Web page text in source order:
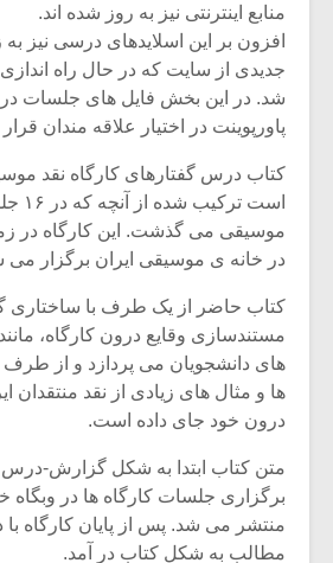
منابع اینترنتی نیز به روز شده اند.
افزون بر این اسلایدهای درسی نیز
جدیدی از سایت که در حال راه
شد. در این بخش فایل های جلسات
پاورپوینت در اختیار علاقه مندان
کتاب درس گفتارهای کارگاه نقد
است
در خانه ی موسیقی ایران برگزار می
کتاب حاضر از یک طرف با ساختاری
مستندسازی وقایع درون کارگاه،
های دانشجویان می پردازد و از
ها و مثال های زیادی از نقد منتقدان
درون خود جای داده است.
متن کتاب ابتدا به شکل گزارش-
برگزاری جلسات کارگاه ها در
منتشر می شد. پس از پایان کارگاه
مطالب به شکل کتاب در آمد.
میکلوش روژا
یادداشتی بر موسیقی
متن فیلم «متری
شیش و نیم»
اگر نمی توانی
مشهورترین باشی،
بدنام ترین باش